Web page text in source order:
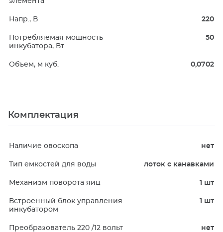
Напр., В 220
Потребляемая мощность
инкубатора, Вт
50
Объем, м куб. 0,0702
Комплектация
Наличие овоскопа нет
Тип емкостей для воды лоток с канавками
Механизм поворота яиц 1 шт
Встроенный блок управления
инкубатором
1 шт
Преобразователь 220 /12 вольт нет